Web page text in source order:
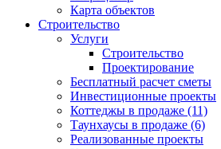
Карта объектов
Строительство
Услуги
Строительство
Проектирование
Бесплатный расчет сметы
Инвестиционные проекты
Коттеджы в продаже (11)
Таунхаусы в продаже (6)
Реализованные проекты